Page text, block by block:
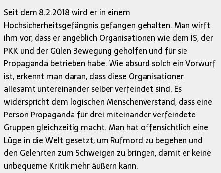
Seit dem 8.2.2018 wird er in einem
Hochsicherheitsgefängnis gefangen gehalten. Man wirft
ihm vor, dass er angeblich Organisationen wie dem IS, der
PKK und der Gülen Bewegung geholfen und für sie
Propaganda betrieben habe. Wie absurd solch ein Vorwurf
ist, erkennt man daran, dass diese Organisationen
allesamt untereinander selber verfeindet sind. Es
widerspricht dem logischen Menschenverstand, dass eine
Person Propaganda für drei miteinander verfeindete
Gruppen gleichzeitig macht. Man hat offensichtlich eine
Lüge in die Welt gesetzt, um Rufmord zu begehen und
den Gelehrten zum Schweigen zu bringen, damit er keine
unbequeme Kritik mehr äußern kann.